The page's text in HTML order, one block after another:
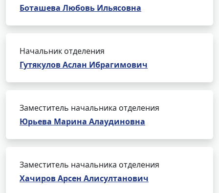
Боташева Любовь Ильясовна
Начальник отделения
Гутякулов Аслан Ибрагимович
Заместитель начальника отделения
Юрьева Марина Алаудиновна
Заместитель начальника отделения
Хачиров Арсен Алисултанович